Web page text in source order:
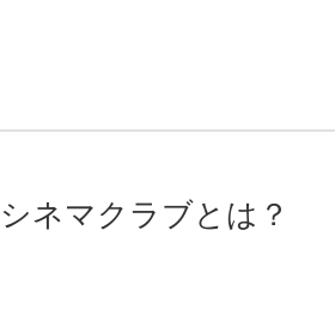
ネマクラブとは？